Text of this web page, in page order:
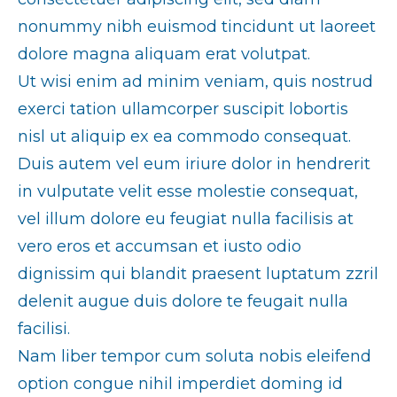
nonummy nibh euismod tincidunt ut laoreet
dolore magna aliquam erat volutpat.
Ut wisi enim ad minim veniam, quis nostrud
exerci tation ullamcorper suscipit lobortis
nisl ut aliquip ex ea commodo consequat.
Duis autem vel eum iriure dolor in hendrerit
in vulputate velit esse molestie consequat,
vel illum dolore eu feugiat nulla facilisis at
vero eros et accumsan et iusto odio
dignissim qui blandit praesent luptatum zzril
delenit augue duis dolore te feugait nulla
facilisi.
Nam liber tempor cum soluta nobis eleifend
option congue nihil imperdiet doming id